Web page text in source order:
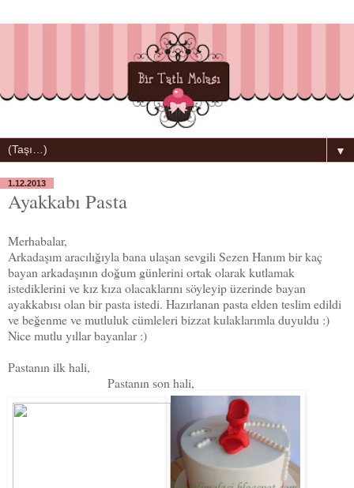
▼
1.12.2013
Ayakkabı Pasta
Merhabalar,
Arkadaşım aracılığıyla bana ulaşan sevgili Sezen Hanım bir kaç
bayan arkadaşının doğum günlerini ortak olarak kutlamak
istediklerini ve kız kıza olacaklarını söyleyip üzerinde bayan
ayakkabısı olan bir pasta istedi. Hazırlanan pasta elden teslim edildi
ve beğenme ve mutluluk cümleleri bizzat kulaklarımla duyuldu :)
Nice mutlu yıllar bayanlar :)
Pastanın ilk hali,
Pastanın son hali,